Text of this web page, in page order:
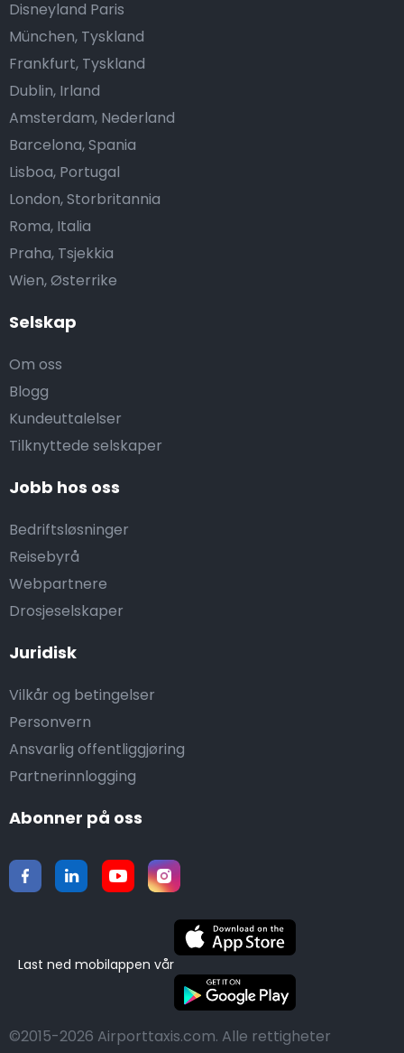
Selskap
Om oss
Blogg
Kundeuttalelser
Tilknyttede selskaper
Jobb hos oss
Bedriftsløsninger
Reisebyrå
Webpartnere
Drosjeselskaper
Juridisk
Vilkår og betingelser
Personvern
Ansvarlig offentliggjøring
Partnerinnlogging
Disneyland Paris
München, Tyskland
Frankfurt, Tyskland
Dublin, Irland
Amsterdam, Nederland
Barcelona, Spania
Lisboa, Portugal
London, Storbritannia
Roma, Italia
Praha, Tsjekkia
Wien, Østerrike
Abonner på oss
Last ned mobilappen vår
©2015-2026 Airporttaxis.com. Alle rettigheter